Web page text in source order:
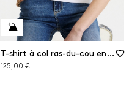
T-shirt à col ras-du-cou en jersey
125,00 €